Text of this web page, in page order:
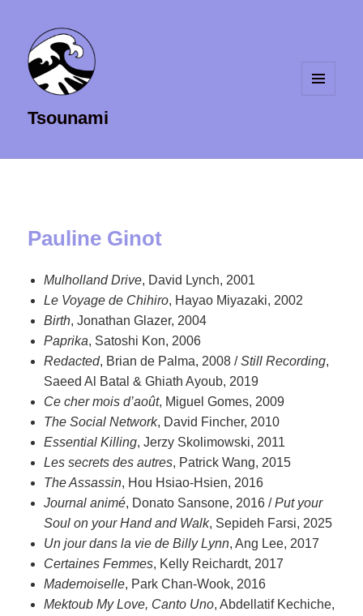
Tsounami
Pauline Ginot
Mulholland Drive, David Lynch, 2001
Le Voyage de Chihiro, Hayao Miyazaki, 2002
Birth, Jonathan Glazer, 2004
Paprika, Satoshi Kon, 2006
Redacted, Brian de Palma, 2008 /Still Recording,
Saeed Al Batal & Ghiath Ayoub, 2019
Ce cher mois d’août, Miguel Gomes, 2009
The Social Network, David Fincher, 2010
Essential Killing, Jerzy Skolimowski, 2011
Les secrets des autres, Patrick Wang, 2015
The Assassin, Hou Hsiao-Hsien, 2016
Journal animé, Donato Sansone, 2016 /Put your
Soul on your Hand and Walk, Sepideh Farsi, 2025
Un jour dans la vie de Billy Lynn, Ang Lee, 2017
Certaines Femmes, Kelly Reichardt, 2017
Mademoiselle, Park Chan-Wook, 2016
Mektoub My Love, Canto Uno, Abdellatif Kechiche,